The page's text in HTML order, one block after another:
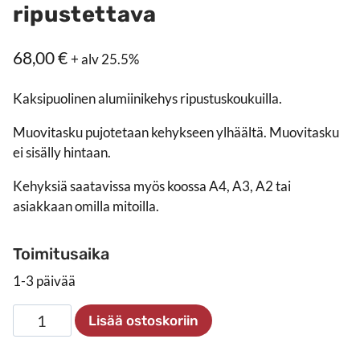
ripustettava
68,00€+ alv 25.5%
Kaksipuolinen alumiinikehys ripustuskoukuilla.
Muovitasku pujotetaan kehykseen ylhäältä. Muovitasku
ei sisälly hintaan.
Kehyksiä saatavissa myös koossa A4, A3, A2 tai
asiakkaan omilla mitoilla.
Toimitusaika
1-3 päivää
Alumiinikehys
500×700
Lisää ostoskoriin